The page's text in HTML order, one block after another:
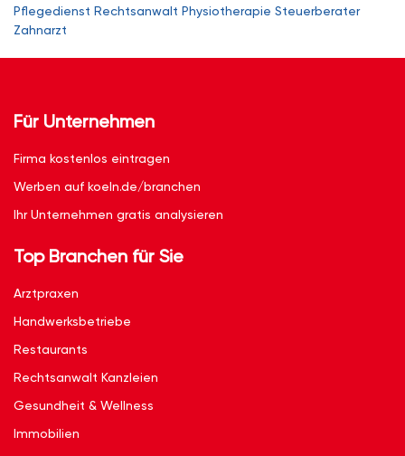
Pflegedienst Rechtsanwalt Physiotherapie Steuerberater
Zahnarzt
Für Unternehmen
Firma kostenlos eintragen
Werben auf koeln.de/branchen
Ihr Unternehmen gratis analysieren
Top Branchen für Sie
Arztpraxen
Handwerksbetriebe
Restaurants
Rechtsanwalt Kanzleien
Gesundheit & Wellness
Immobilien